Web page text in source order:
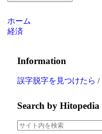
ホーム
経済
Information
誤字脱字を見つけたら /
Search by Hitopedia